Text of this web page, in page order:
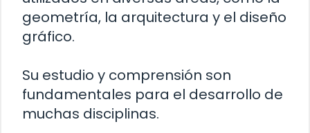
geometría, la arquitectura y el diseño
gráfico.
Su estudio y comprensión son
fundamentales para el desarrollo de
muchas disciplinas.